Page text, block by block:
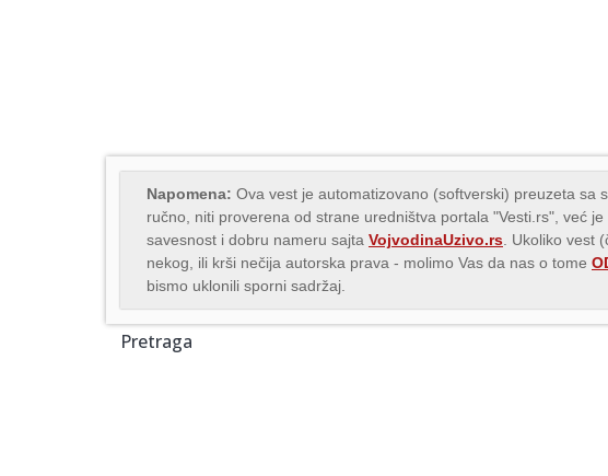
Napomena: Ova vest je automatizovano (softverski) preuzeta sa
ručno, niti proverena od strane uredništva portala "Vesti.rs", već
savesnost i dobru nameru sajta VojvodinaUzivo.rs . Ukoliko vest
nekog, ili krši nečija autorska prava - molimo Vas da nas o tome
bismo uklonili sporni sadržaj.
Pretraga